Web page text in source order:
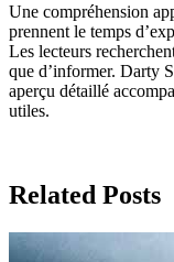
Une compréhension
prennent le temps
Les lecteurs
que d’informer. Darty
aperçu détaillé
utiles.
Related Posts